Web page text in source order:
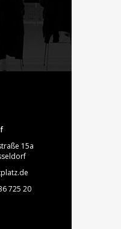
15a
725 20